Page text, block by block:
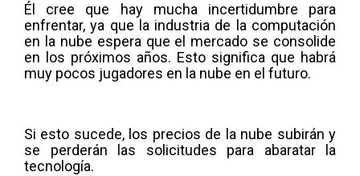
Él cree que hay mucha incertidumbre para
enfrentar, ya que la industria de la computación
en la nube espera que el mercado se consolide
en los próximos años. Esto significa que habrá
muy pocos jugadores en la nube en el futuro.
Si esto sucede, los precios de la nube subirán y
se perderán las solicitudes para abaratar la
tecnología.